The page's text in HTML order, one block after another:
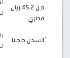
من 45.2 ريال
قطري
ًالشحن مجانا